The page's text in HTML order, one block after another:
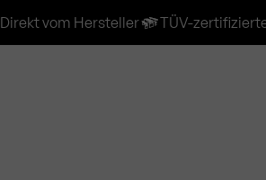
Direkt vom Hersteller TÜV-